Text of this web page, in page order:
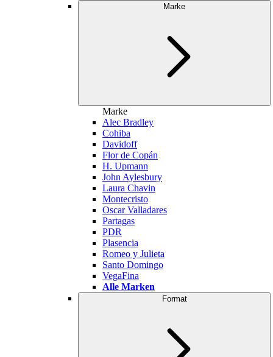
Marke
Marke
Alec Bradley
Cohiba
Davidoff
Flor de Copán
H. Upmann
John Aylesbury
Laura Chavin
Montecristo
Oscar Valladares
Partagas
PDR
Plasencia
Romeo y Julieta
Santo Domingo
VegaFina
Alle Marken
Format